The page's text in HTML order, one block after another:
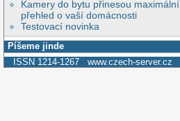
Kamery do bytu přinesou maximální
přehled o vaší domácnosti
Testovací novinka
Píšeme jinde
ISSN 1214-1267 www.czech-server.cz